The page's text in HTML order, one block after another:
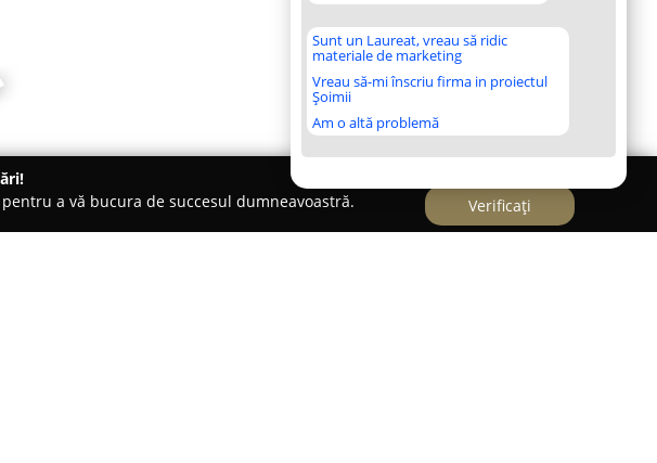
Sunt un Laureat, vreau să ridic
materiale de marketing
Vreau să-mi înscriu firma in proiectul
Șoimii
Am o altă problemă
a vă bucura de succesul dumneavoastră.
Verificați